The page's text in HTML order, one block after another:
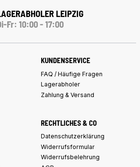
LEIPZIG
Fr: 10:00 - 17:00
KUNDENSERVICE
FAQ / Häufige Fragen
Lagerabholer
Zahlung & Versand
RECHTLICHES & CO
Datenschutzerklärung
Widerrufsformular
Widerrufsbelehrung